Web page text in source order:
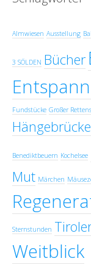
Almwiesen Ausstellung
3 SÖLDEN Bücher
Fundstücke Großer
Hängebrücke
Benediktbeuern Kochelsee
Mut Märchen
Sternstunden
Weitblick